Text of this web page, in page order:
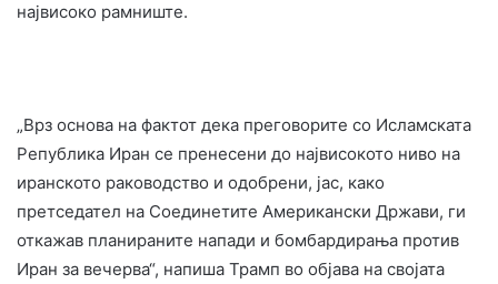
највисоко рамниште.
„Врз основа на фактот дека преговорите со Исламската
Република Иран се пренесени до највисокото ниво на
иранското раководство и одобрени, јас, како
претседател на Соединетите Американски Држави, ги
откажав планираните напади и бомбардирања против
Иран за вечерва“, напиша Трамп во објава на својата